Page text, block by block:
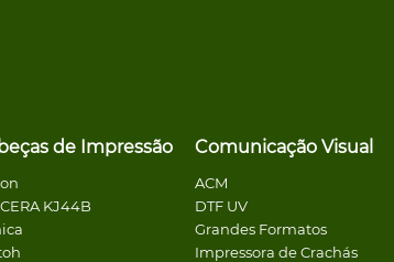
de Impressão
KJ44B
Comunicação Visual
ACM
DTF UV
Grandes Formatos
Impressora de Crachás